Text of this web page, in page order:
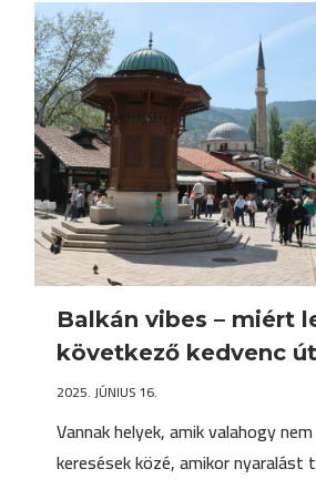
Balkán vibes – miért
következő kedvenc
2025. JÚNIUS 16.
Vannak helyek, amik valahogy
keresések közé, amikor nyaralást